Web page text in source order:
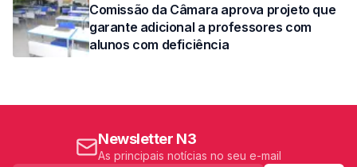
Comissão da Câmara aprova projeto que
garante adicional a professores com
alunos com deficiência
Newsletter N3
As principais notícias no seu e-mail